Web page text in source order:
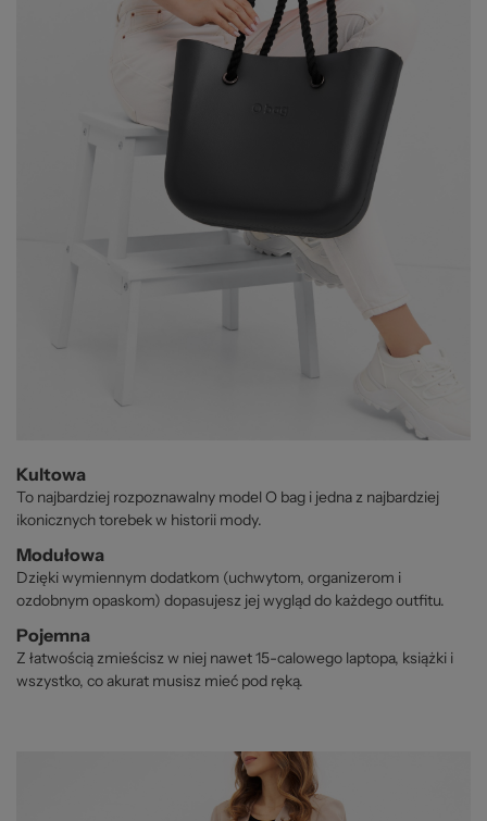
Kultowa
To najbardziej rozpoznawalny model O bag i jedna z najbardziej
ikonicznych torebek w historii mody.
Modułowa
Dzięki wymiennym dodatkom (uchwytom, organizerom i
ozdobnym opaskom) dopasujesz jej wygląd do każdego outfitu.
Pojemna
Z łatwością zmieścisz w niej nawet 15-calowego laptopa, książki i
wszystko, co akurat musisz mieć pod ręką.